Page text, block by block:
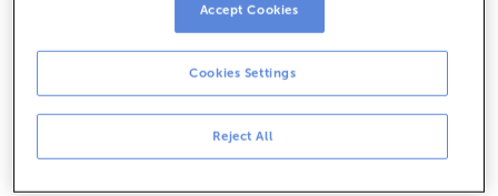
De dilluns a divendres de8:15 a 14:00.
cita prèviai t'atendrem el dia i hora que
Operacions amb efectiu
Clients: de dilluns a divendres de 8:15 a 11:00
Si no ets client, l'horari de caixa serà elsdimarts i dijous
Reject All
Cookies Settings
Accept Cookies